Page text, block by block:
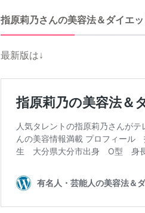
指原莉乃さんの美容法＆ダイエ
最新版は↓